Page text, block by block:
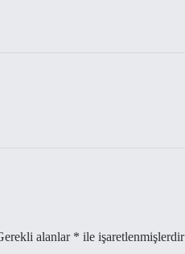
alanlar * ile işaretlenmişlerdir